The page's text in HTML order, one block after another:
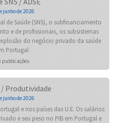
junho de 2026
de Saúde (SNS), o subfinanciamento
e de profissionais, os subsistemas
do negócio privado da saúde
Portugal
publicações
Produtividade
junho de 2026
e nos países das U.E. Os salários
e seu peso no PIB em Portugal e